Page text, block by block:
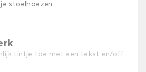
stoelhoezen.
tintje toe met een tekst en/off